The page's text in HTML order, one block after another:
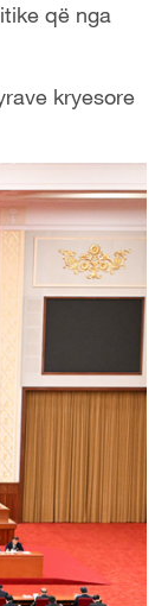
që nga
kryesore